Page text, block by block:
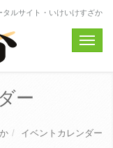
タルサイト・いけいけすざか
Toggle
ー
イベントカレンダー